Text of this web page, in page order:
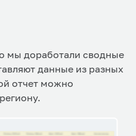
мы доработали сводные
данные из разных
отчет можно